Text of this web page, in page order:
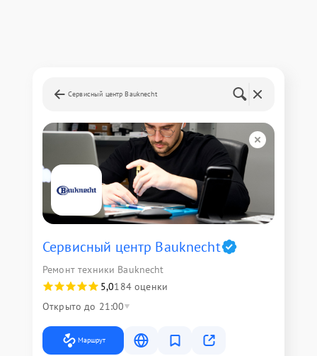
Сервисный центр Bauknecht
Сервисный центр Bauknecht
Ремонт техники Bauknecht
5,0184 оценки
Открыто до 21:00
Маршрут